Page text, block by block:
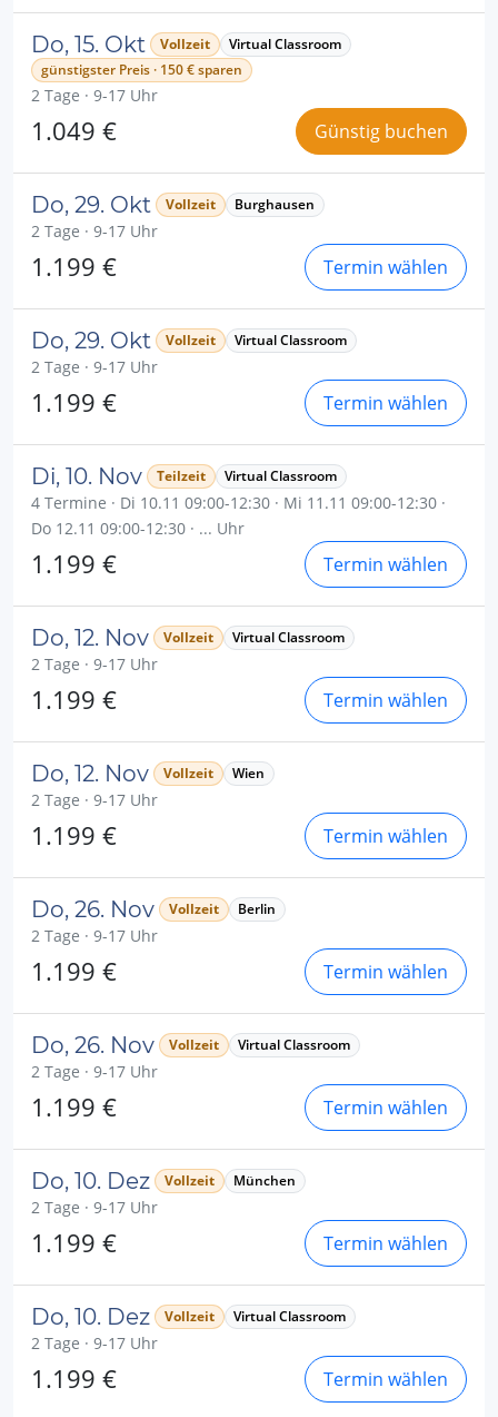
Do, 15. Okt Vollzeit
Virtual Classroom
günstigster Preis · 150 € sparen
2 Tage · 9-17 Uhr
1.049 € Günstig buchen
Do, 29. Okt Vollzeit Burghausen
2 Tage · 9-17 Uhr
1.199 € Termin wählen
Do, 29. Okt Vollzeit Virtual Classroom
2 Tage · 9-17 Uhr
1.199 € Termin wählen
Di, 10. Nov Teilzeit Virtual Classroom
4 Termine · Di 10.11 09:00-12:30 · Mi 11.11 09:00-12:30 ·
Do 12.11 09:00-12:30 · ... Uhr
1.199 € Termin wählen
Do, 12. Nov Vollzeit Virtual Classroom
2 Tage · 9-17 Uhr
1.199 € Termin wählen
Do, 12. Nov Vollzeit Wien
2 Tage · 9-17 Uhr
1.199 € Termin wählen
Do, 26. Nov Vollzeit Berlin
2 Tage · 9-17 Uhr
1.199 € Termin wählen
Do, 26. Nov Vollzeit Virtual Classroom
2 Tage · 9-17 Uhr
1.199 € Termin wählen
Do, 10. Dez Vollzeit München
2 Tage · 9-17 Uhr
1.199 € Termin wählen
Do, 10. Dez Vollzeit Virtual Classroom
2 Tage · 9-17 Uhr
1.199 € Termin wählen